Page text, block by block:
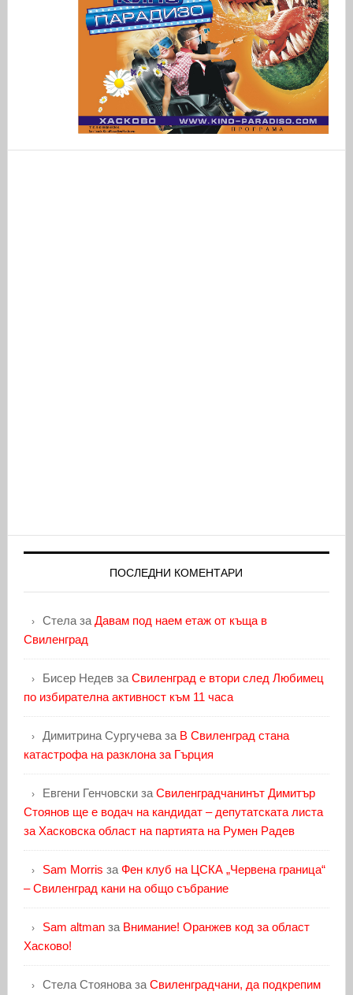
ПОСЛЕДНИ КОМЕНТАРИ
Стелаза Давам под наем етаж от къща в
Свиленград
Бисер Недевза Свиленград е втори след Любимец
по избирателна активност към 11 часа
Димитрина Сургучеваза В Свиленград стана
катастрофа на разклона за Гърция
Евгени Генчовскиза Свиленградчанинът Димитър
Стоянов ще е водач на кандидат – депутатската листа
за Хасковска област на партията на Румен Радев
Sam Morris за Фен клуб на ЦСКА „Червена граница“
– Свиленград кани на общо събрание
Sam altmanза Внимание! Оранжев код за област
Хасково!
Стела Стояноваза Свиленградчани, да подкрепим